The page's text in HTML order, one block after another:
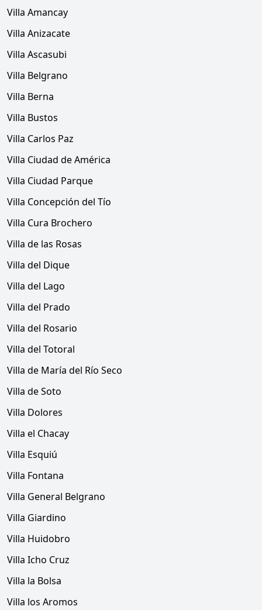
Villa Amancay
Villa Anizacate
Villa Ascasubi
Villa Belgrano
Villa Berna
Villa Bustos
Villa Carlos Paz
Villa Ciudad de América
Villa Ciudad Parque
Villa Concepción del Tío
Villa Cura Brochero
Villa de las Rosas
Villa del Dique
Villa del Lago
Villa del Prado
Villa del Rosario
Villa del Totoral
Villa de María del Río Seco
Villa de Soto
Villa Dolores
Villa el Chacay
Villa Esquiú
Villa Fontana
Villa General Belgrano
Villa Giardino
Villa Huidobro
Villa Icho Cruz
Villa la Bolsa
Villa los Aromos